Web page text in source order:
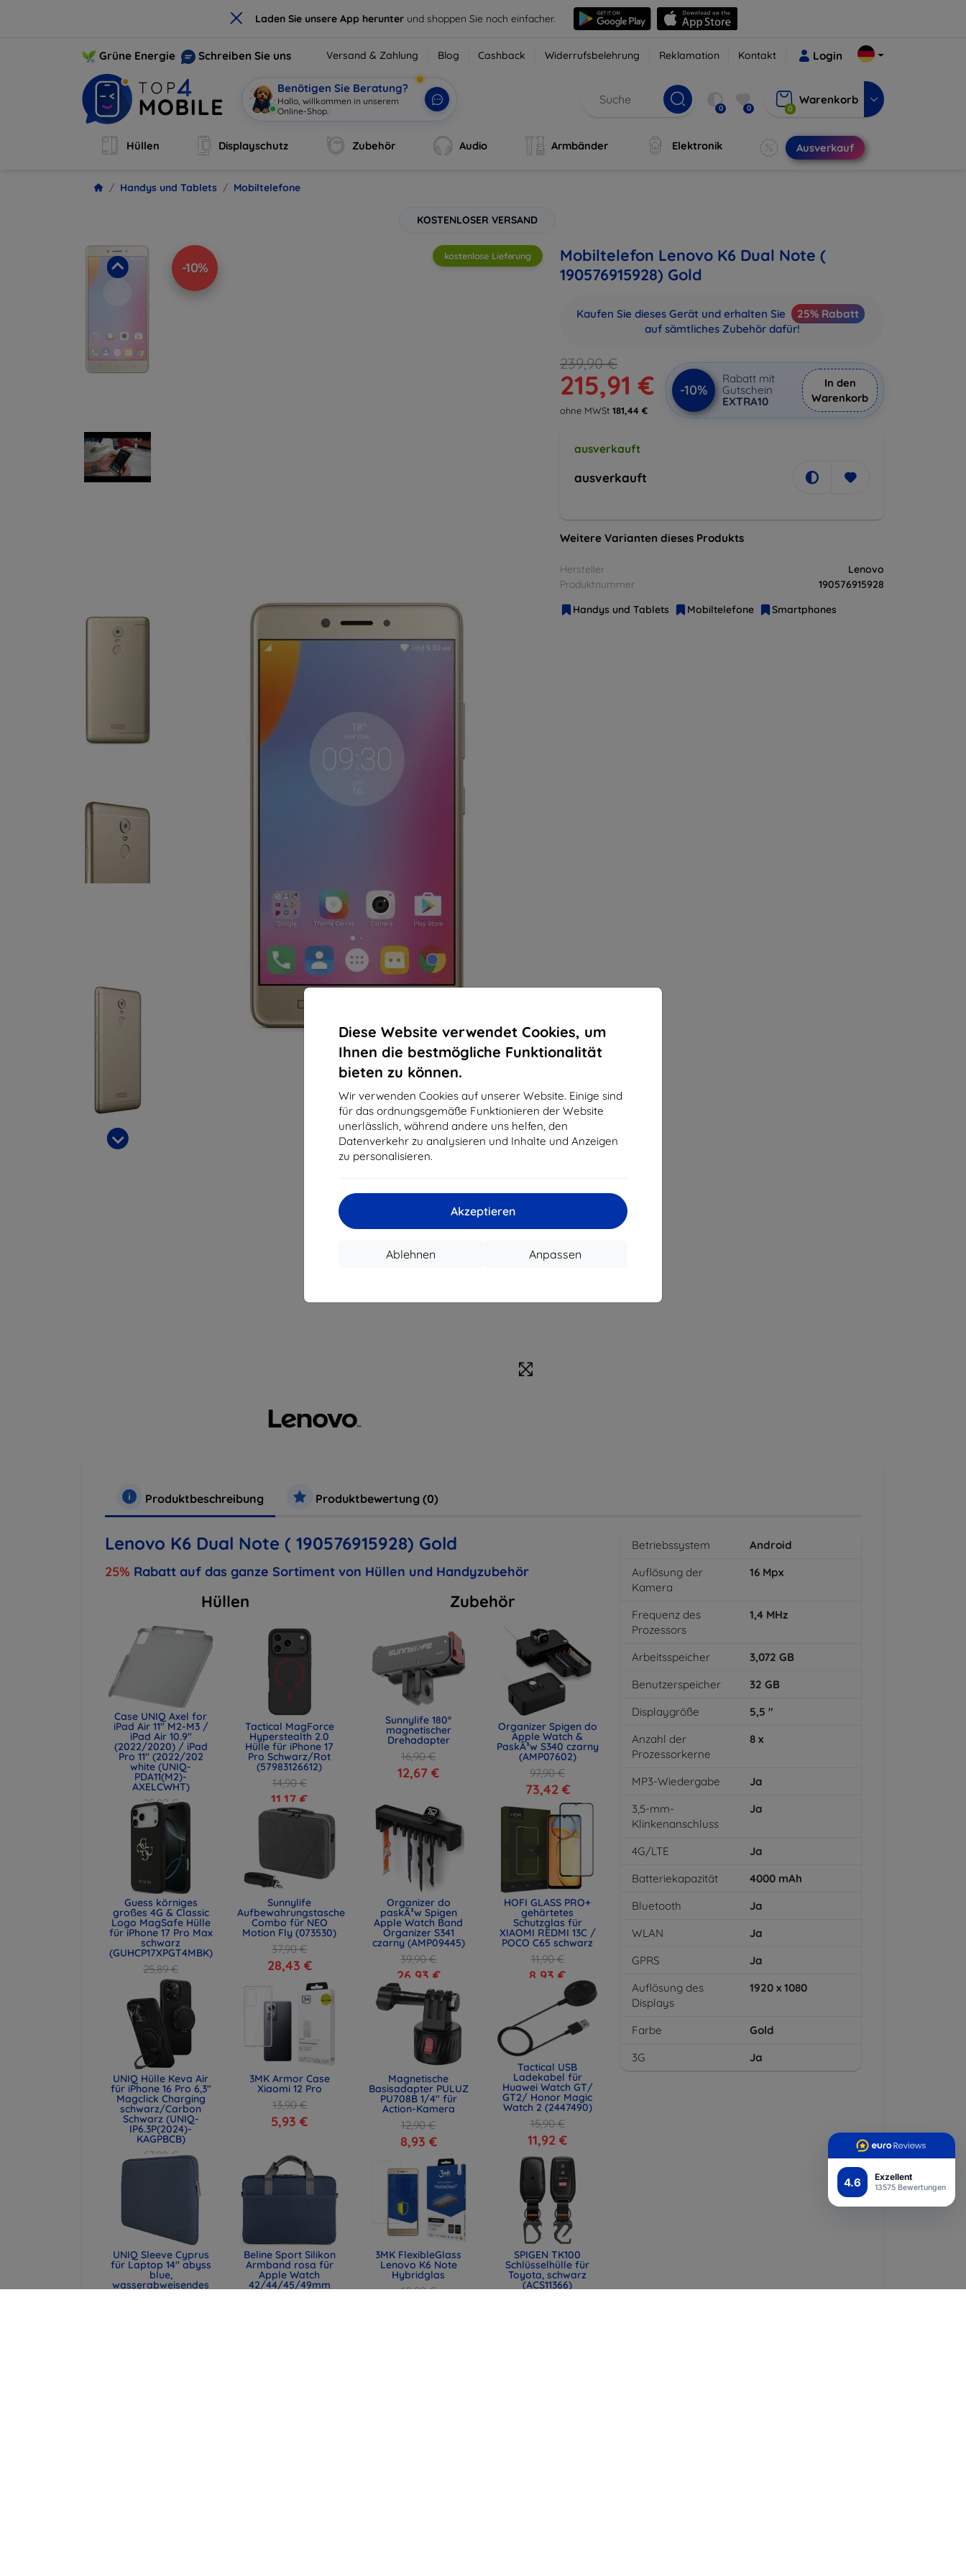
× Laden Sie unsere App herunter und shoppen Sie noch einfacher.
4.6 Exzellent
13575 Bewertungen
Diese Website verwendet Cookies, um
Ihnen die bestmögliche Funktionalität
bieten zu können.
Wir verwenden Cookies auf unserer Website. Einige sind
für das ordnungsgemäße Funktionieren der Website
unerlässlich, während andere uns helfen, den
Datenverkehr zu analysieren und Inhalte und Anzeigen
zu personalisieren.
Akzeptieren
Anpassen
Ablehnen
Grüne Energie Schreiben Sie uns Versand & Zahlung Blog Cashback Widerrufsbelehrung Reklamation Kontakt Login
Benötigen Sie Beratung?
Hallo, willkommen in unserem
Online-Sho| 0 0 0
Warenkorb
Hüllen Displayschutz Zubehör Audio Armbänder Elektronik Ausverkauf
Handys und Tablets Mobiltelefone
KOSTENLOSER VERSAND
-10%
kostenlose Lieferung
Mobiltelefon Lenovo K6 Dual Note (
190576915928) Gold
Kaufen Sie dieses Gerät und erhalten Sie
25% Rabatt
auf sämtliches Zubehör dafür!
239,90 €
215,91 €
ohne MWSt 181,44 €
-10%
Rabatt mit
Gutschein
EXTRA10
In den
Warenkorb
ausverkauft
ausverkauft
Weitere Varianten dieses Produkts
Hersteller
Lenovo
Produktnummer
190576915928
Handys und Tablets
Mobiltelefone Smartphones
Produktbeschreibung Produktbewertung (0)
Lenovo K6 Dual Note ( 190576915928) Gold
25% Rabatt auf das ganze Sortiment von Hüllen und Handyzubehör
Hüllen
Case UNIQ Axel for
iPad Air 11" M2-M3 /
iPad Air 10.9"
(2022/2020) / iPad
Pro 11" (2022/202
white (UNIQ-
PDA11(M2)-
AXELCWHT)
25,89 €
19,42 €
Tactical MagForce
Hyperstealth 2.0
Hülle für iPhone 17
Pro Schwarz/Rot
(57983126612)
14,90 €
11,17 €
Guess körniges
großes 4G & Classic
Logo MagSafe Hülle
für iPhone 17 Pro Max
schwarz
(GUHCP17XPGT4MBK)
25,89 €
19,42 €
Sunnylife
Aufbewahrungstasche
Combo für NEO
Motion Fly (073530)
37,90 €
28,43 €
UNIQ Hülle Keva Air
für iPhone 16 Pro 6,3"
Magclick Charging
schwarz/Carbon
Schwarz (UNIQ-
IP6.3P(2024)-
KAGPBCB)
67,90 €
3MK Armor Case
Xiaomi 12 Pro
13,90 €
5,93 €
UNIQ Sleeve Cyprus
für Laptop 14" abyss
blue,
wasserabweisendes
Beline Sport Silikon
Armband rosa für
Apple Watch
42/44/45/49mm
Zubehör
Sunnylife 180°
magnetischer
Drehadapter
16,90 €
12,67 €
Organizer Spigen do
Apple Watch &
PaskÃ³w S340 czarny
(AMP07602)
97,90 €
73,42 €
Organizer do
paskÃ³w Spigen
Apple Watch Band
Organizer S341
czarny (AMP09445)
39,90 €
26,93 €
HOFI GLASS PRO+
gehärtetes
Schutzglas für
XIAOMI REDMI 13C /
POCO C65 schwarz
11,90 €
8,93 €
Magnetische
Basisadapter PULUZ
PU708B 1/4" für
Action-Kamera
12,90 €
8,93 €
Tactical USB
Ladekabel für
Huawei Watch GT/
GT2/ Honor Magic
Watch 2 (2447490)
15,90 €
11,92 €
3MK FlexibleGlass
Lenovo K6 Note
Hybridglas
10,90 €
SPIGEN TK100
Schlüsselhülle für
Toyota, schwarz
(ACS11366)
Betriebssystem
Android
Auflösung der
Kamera
16 Mpx
Frequenz des
Prozessors
1,4 MHz
Arbeitsspeicher 3,072 GB
Benutzerspeicher
32 GB
Displaygröße
5,5 "
Anzahl der
Prozessorkerne
8 x
MP3-Wiedergabe
Ja
3,5-mm-
Klinkenanschluss
Ja
4G/LTE
Ja
Batteriekapazität
4000 mAh
Bluetooth
Ja
WLAN
Ja
GPRS
Ja
Auflösung des
Displays
1920 x 1080
Farbe
Gold
3G
Ja